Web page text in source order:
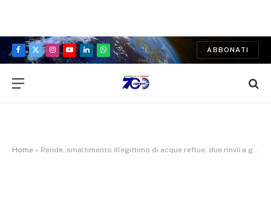
Facebook
X
Instagram
YouTubeLinkedInWhatsApp
ABBONATI
Home » Rende, smaltimento illegittimo di acque reflue: due rinvii a giudizio